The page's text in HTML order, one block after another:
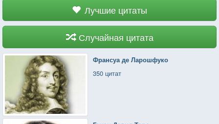
Лучшие цитаты
Случайная цитата
Франсуа де Ларошфуко
350 цитат